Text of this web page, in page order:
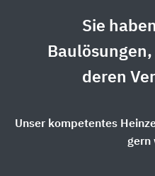
Sie
deren
Unser kompetentes
gern